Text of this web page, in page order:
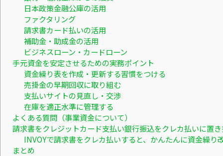
日本政策金融公庫の活用
ファクタリング
請求書カード払いの活用
補助金・助成金の活用
ビジネスローン・カードローン
手元資金を安定させるための実務ポイント
資金繰り表を作成・更新する習慣をつける
売掛金の早期回収に取り組む
支払いサイトの見直し・交渉
在庫を適正水準に管理する
よくある質問（事業資金について）
請求書をクレジットカード支払い銀行振込をクレカ払いに置
INVOYで請求書をクレカ払いすると、かんたんに資金繰り
まとめ